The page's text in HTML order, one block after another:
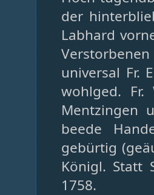
der
Labhard
universal Fr.
wohlged.
Mentzingen
beede
gebürtig
Königl. Statt
1758.